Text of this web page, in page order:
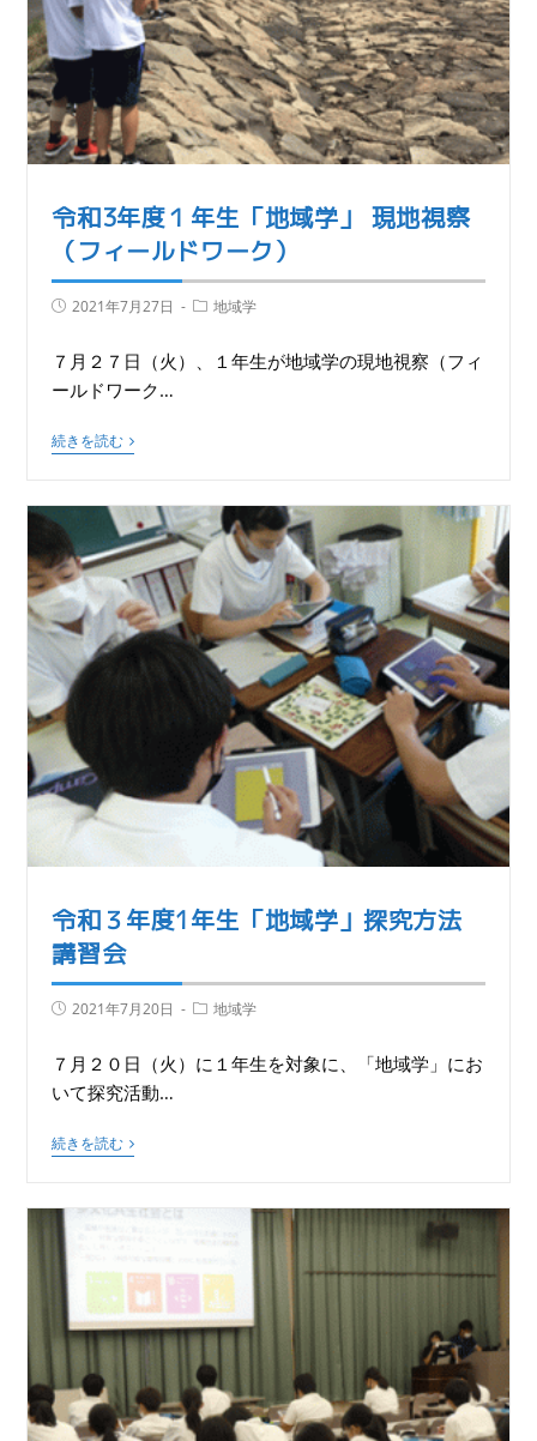
令和3年度１年生「地域学」 現地視察
（フィールドワーク）
2021年7月27日 地域学
７月２７日（火）、１年生が地域学の現地視察（フィ
ールドワーク…
続きを読む
令和３年度1年生「地域学」探究方法
講習会
2021年7月20日 地域学
７月２０日（火）に１年生を対象に、「地域学」にお
いて探究活動…
続きを読む